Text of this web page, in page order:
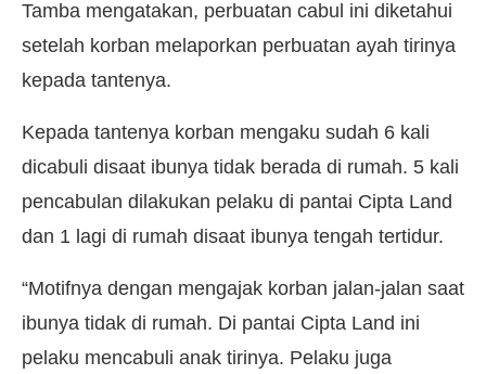
Tamba mengatakan, perbuatan cabul ini diketahui
setelah korban melaporkan perbuatan ayah tirinya
kepada tantenya.
Kepada tantenya korban mengaku sudah 6 kali
dicabuli disaat ibunya tidak berada di rumah. 5 kali
pencabulan dilakukan pelaku di pantai Cipta Land
dan 1 lagi di rumah disaat ibunya tengah tertidur.
“Motifnya dengan mengajak korban jalan-jalan saat
ibunya tidak di rumah. Di pantai Cipta Land ini
pelaku mencabuli anak tirinya. Pelaku juga